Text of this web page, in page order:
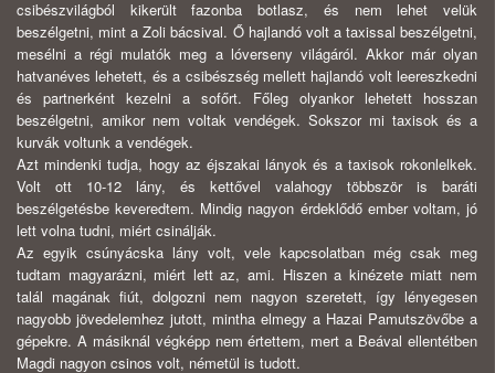
csibészvilágból kikerült fazonba botlasz, és nem lehet velük
beszélgetni, mint a Zoli bácsival. Ő hajlandó volt a taxissal beszélgetni,
mesélni a régi mulatók meg a lóverseny világáról. Akkor már olyan
hatvanéves lehetett, és a csibészség mellett hajlandó volt leereszkedni
és partnerként kezelni a sofőrt. Főleg olyankor lehetett hosszan
beszélgetni, amikor nem voltak vendégek. Sokszor mi taxisok és a
kurvák voltunk a vendégek.
Azt mindenki tudja, hogy az éjszakai lányok és a taxisok rokonlelkek.
Volt ott 10-12 lány, és kettővel valahogy többször is baráti
beszélgetésbe keveredtem. Mindig nagyon érdeklődő ember voltam, jó
lett volna tudni, miért csinálják.
Az egyik csúnyácska lány volt, vele kapcsolatban még csak meg
tudtam magyarázni, miért lett az, ami. Hiszen a kinézete miatt nem
talál magának fiút, dolgozni nem nagyon szeretett, így lényegesen
nagyobb jövedelemhez jutott, mintha elmegy a Hazai Pamutszövőbe a
gépekre. A másiknál végképp nem értettem, mert a Beával ellentétben
Magdi nagyon csinos volt, németül is tudott.